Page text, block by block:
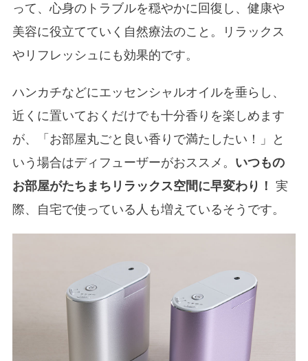
って、心身のトラブルを穏やかに回復し、健康や
美容に役立てていく自然療法のこと。リラックス
やリフレッシュにも効果的です。
ハンカチなどにエッセンシャルオイルを垂らし、
近くに置いておくだけでも十分香りを楽しめます
が、「お部屋丸ごと良い香りで満たしたい！」と
いう場合はディフューザーがおススメ。 いつもの
お部屋がたちまちリラックス空間に早変わり！ 実
際、自宅で使っている人も増えているそうです。